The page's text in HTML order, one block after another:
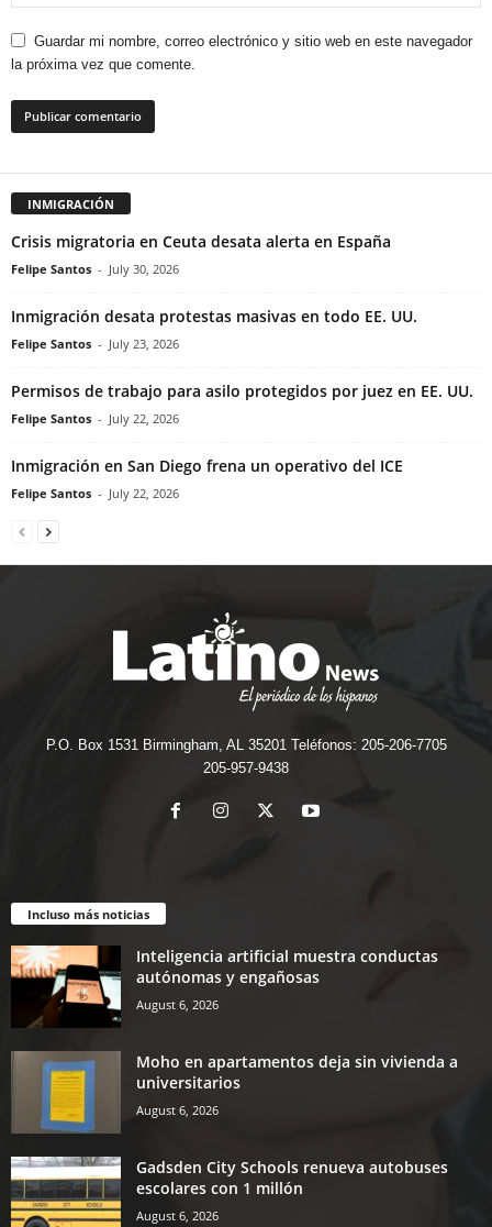
Guardar mi nombre, correo electrónico y sitio web en este navegador
la próxima vez que comente.
INMIGRACIÓN
Crisis migratoria en Ceuta desata alerta en España
Felipe Santos - July 30, 2026
Inmigración desata protestas masivas en todo EE. UU.
Felipe Santos - July 23, 2026
Permisos de trabajo para asilo protegidos por juez en EE. UU.
Felipe Santos - July 22, 2026
Inmigración en San Diego frena un operativo del ICE
Felipe Santos - July 22, 2026
P.O. Box 1531 Birmingham, AL 35201 Teléfonos: 205-206-7705
205-957-9438
Incluso más noticias
Inteligencia artificial muestra conductas
autónomas y engañosas
August 6, 2026
Moho en apartamentos deja sin vivienda a
universitarios
August 6, 2026
Gadsden City Schools renueva autobuses
escolares con 1 millón
August 6, 2026